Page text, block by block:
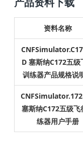
资料名称
CNFSimulato
D 塞斯纳C172五级
训练器产品规格说
CNFSimulator.
塞斯纳C172五级飞
练器用户手册